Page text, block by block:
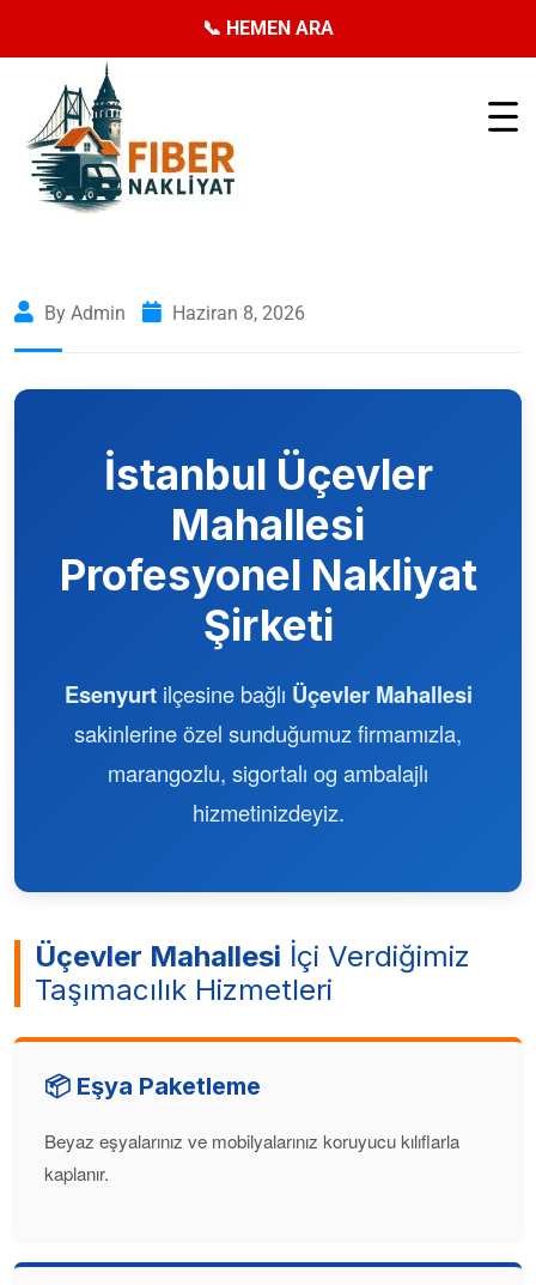
By Admin Haziran 8, 2026
İstanbul Üçevler
Mahallesi
Profesyonel Nakliyat
Şirketi
Esenyurtilçesine bağlı Üçevler Mahallesi
sakinlerine özel sunduğumuz firmamızla,
marangozlu, sigortalı og ambalajlı
hizmetinizdeyiz.
Üçevler Mahallesi İçi Verdiğimiz
Taşımacılık Hizmetleri
📦 Eşya Paketleme
Beyaz eşyalarınız ve mobilyalarınız koruyucu kılıflarla
kaplanır.
📞 HEMEN ARA